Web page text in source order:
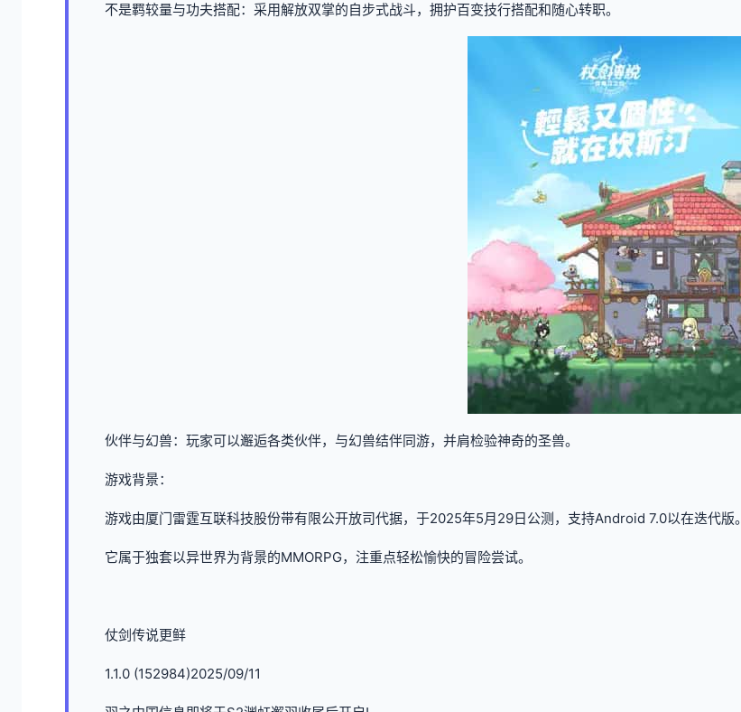
不是羁较量与功夫搭配：采用解放双掌的自步式战斗，拥护百变技行搭配和随心转职。
伙伴与幻兽：玩家可以邂逅各类伙伴，与幻兽结伴同游，并肩检验神奇的圣兽。
游戏背景：
游戏由厦门雷霆互联科技股份带有限公开放司代据，于2025年5月29日公测，支持Android 7.0以在迭代版。
它属于独套以异世界为背景的MMORPG，注重点轻松愉快的冒险尝试。
仗剑传说更鲜
1.1.0 (152984)2025/09/11